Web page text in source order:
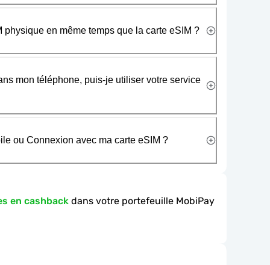
physique en même temps que la carte eSIM ?
mon téléphone, puis-je utiliser votre service
ou Connexion avec ma carte eSIM ?
en cashback dans votre portefeuille MobiPay